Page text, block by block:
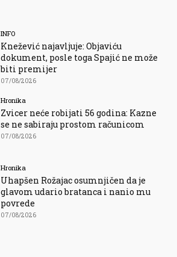
INFO
Knežević najavljuje: Objaviću
dokument, posle toga Spajić ne može
biti premijer
07/08/2026
Hronika
Zvicer neće robijati 56 godina: Kazne
se ne sabiraju prostom računicom
07/08/2026
Hronika
Uhapšen Rožajac osumnjičen da je
glavom udario bratanca i nanio mu
povrede
07/08/2026